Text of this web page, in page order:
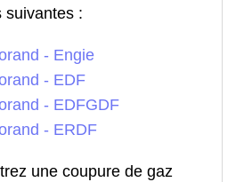
suivantes :
- Engie
- EDF
- EDFGDF
- ERDF
une coupure de gaz